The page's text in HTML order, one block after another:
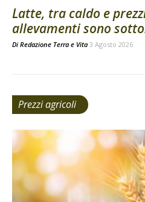
Latte, tra caldo e
allevamenti sono
Di Redazione Terra e Vita 3 Agosto 2026
Prezzi agricoli